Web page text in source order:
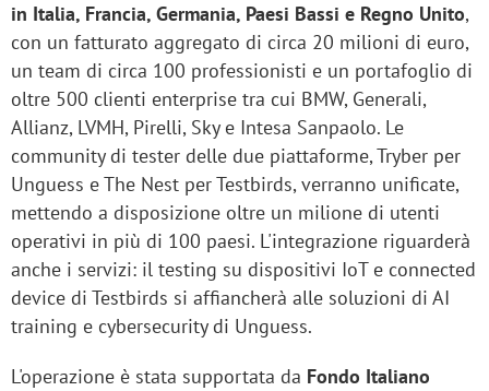
in Italia, Francia, Germania, Paesi Bassi e Regno Unito,
con un fatturato aggregato di circa 20 milioni di euro,
un team di circa 100 professionisti e un portafoglio di
oltre 500 clienti enterprise tra cui BMW, Generali,
Allianz, LVMH, Pirelli, Sky e Intesa Sanpaolo. Le
community di tester delle due piattaforme, Tryber per
Unguess e The Nest per Testbirds, verranno unificate,
mettendo a disposizione oltre un milione di utenti
operativi in più di 100 paesi. L'integrazione riguarderà
anche i servizi: il testing su dispositivi IoT e connected
device di Testbirds si affiancherà alle soluzioni di AI
training e cybersecurity di Unguess.
L'operazione è stata supportata da Fondo Italiano